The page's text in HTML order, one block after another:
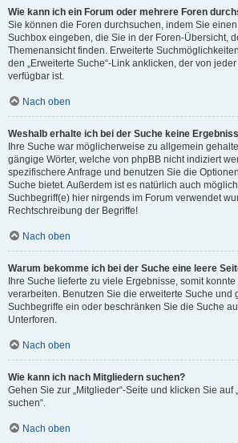
Wie kann ich ein Forum oder mehrere Foren
Sie können die Foren durchsuchen, indem Sie
Suchbox eingeben, die Sie in der Foren-Übersicht,
Themenansicht finden. Erweiterte
den „Erweiterte Suche“-Link anklicken, der von
verfügbar ist.
Nach oben
Weshalb erhalte ich bei der Suche keine
Ihre Suche war möglicherweise zu allgemein
gängige Wörter, welche von phpBB nicht indiziert
spezifischere Anfrage und benutzen Sie die
Suche bietet. Außerdem ist es natürlich auch
Suchbegriff(e) hier nirgends im Forum verwendet
Rechtschreibung der Begriffe!
Nach oben
Warum bekomme ich bei der Suche eine leere
Ihre Suche lieferte zu viele Ergebnisse, somit
verarbeiten. Benutzen Sie die erweiterte Suche und
Suchbegriffe ein oder beschränken Sie die Suche
Unterforen.
Nach oben
Wie kann ich nach Mitgliedern suchen?
Gehen Sie zur „Mitglieder“-Seite und klicken Sie auf
suchen“.
Nach oben